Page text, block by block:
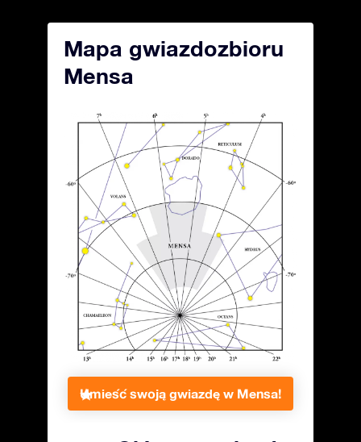
Mapa gwiazdozbioru
Mensa
Umieść swoją gwiazdę w Mensa!